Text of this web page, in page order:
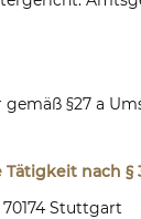
§27 a
nach §
Stuttgart